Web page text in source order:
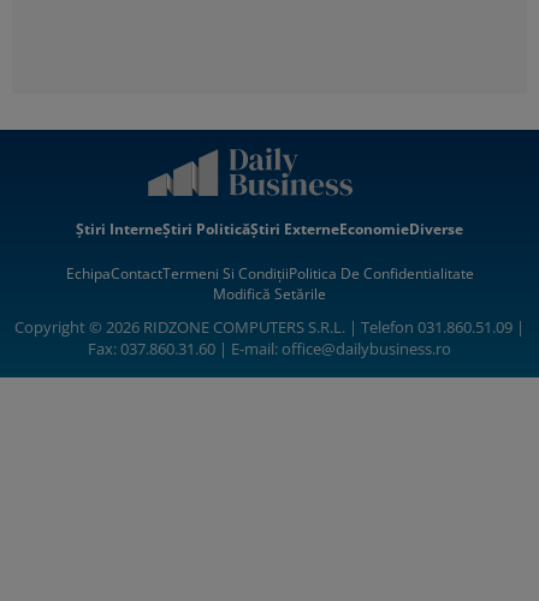
Știri InterneȘtiri PoliticăȘtiri ExterneEconomieDiverse
EchipaContactTermeni Si CondițiiPolitica De Confidentialitate
Modifică Setările
Copyright © 2026 RIDZONE COMPUTERS S.R.L. | Telefon 031.860.51.09 |
Fax: 037.860.31.60 | E-mail:office@dailybusiness.ro